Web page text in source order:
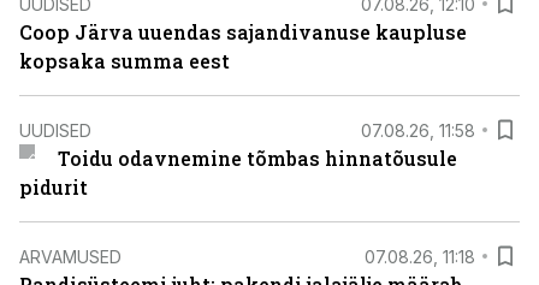
Coop Järva uuendas sajandivanuse kaupluse
kopsaka summa eest
UUDISED 07.08.26, 11:58
Toidu odavnemine tõmbas hinnatõusule
pidurit
ARVAMUSED 07.08.26, 11:18